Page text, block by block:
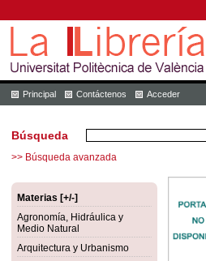
Principal Contáctenos Acceder
Búsqueda
>> Búsqueda avanzada
Materias [+/-]
Agronomía, Hidráulica y
Medio Natural
Arquitectura y Urbanismo